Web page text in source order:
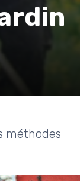
méthodes